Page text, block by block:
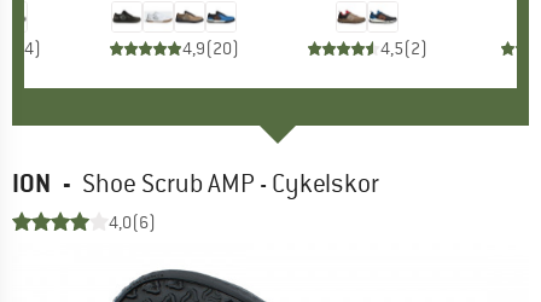
4) 4,9(20) 4,5(2)
ION - Shoe Scrub AMP - Cykelskor
4,0(6)